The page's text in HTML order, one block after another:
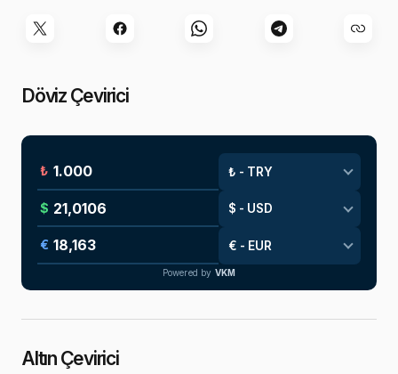
Döviz Çevirici
₺
$
€
Powered by VKM
Altın Çevirici